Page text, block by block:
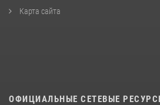
Карта сайта
ОФИЦИАЛЬНЫЕ СЕТЕВЫЕ